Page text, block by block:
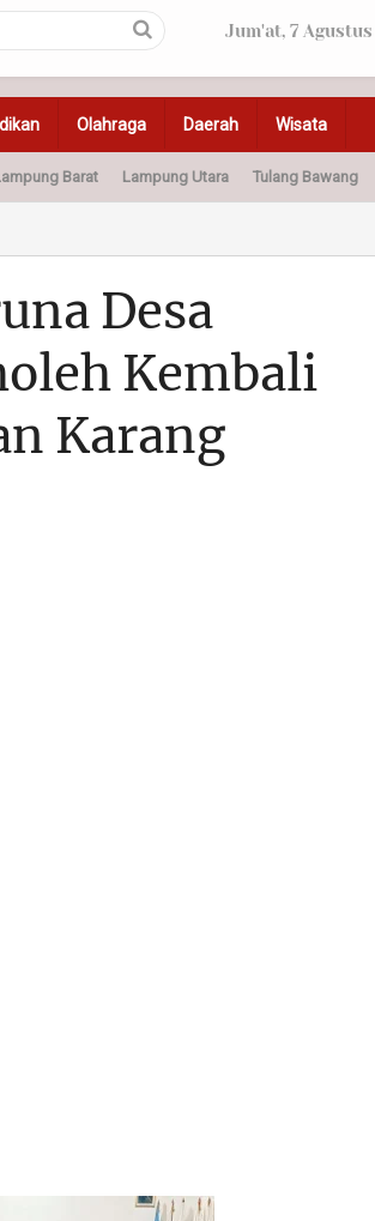
Jum'at, 7
Olahraga Daerah Wisata
Pendidikan Otomotif
Barat Lampung Utara Tulang Bawang
Desa
Kembali
Karang